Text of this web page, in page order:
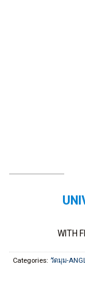
WITH
Categories: วัดมุม-